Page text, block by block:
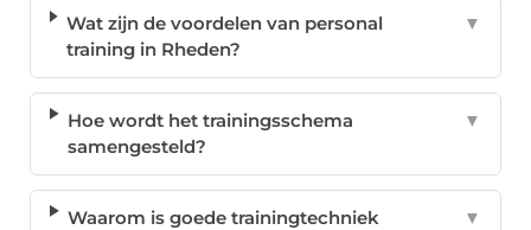
Wat zijn de voordelen van personal
training in Rheden?
▼
Hoe wordt het trainingsschema
samengesteld?
▼
Waarom is goede trainingtechniek
▼